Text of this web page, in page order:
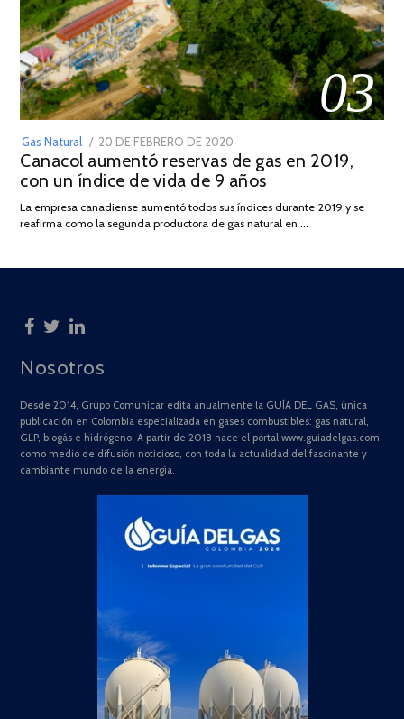
03
Gas Natural
POSTED
ON
20 DE FEBRERO DE 2020
DE
JULIO
2025
Canacol aumentó reservas de gas en 2019,
con un índice de vida de 9 años
La empresa canadiense aumentó todos sus índices durante 2019 y se
reafirma como la segunda productora de gas natural en …
Nosotros
Desde 2014, Grupo Comunicar edita anualmente la GUÍA DEL GAS, única
publicación en Colombia especializada en gases combustibles: gas natural,
GLP, biogás e hidrógeno. A partir de 2018 nace el portal www.guiadelgas.com
como medio de difusión noticioso, con toda la actualidad del fascinante y
cambiante mundo de la energía.